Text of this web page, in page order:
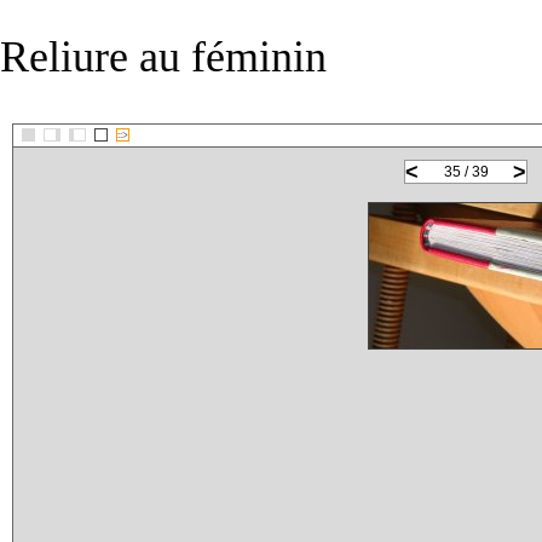
Reliure au féminin
::>
< >
35 / 39